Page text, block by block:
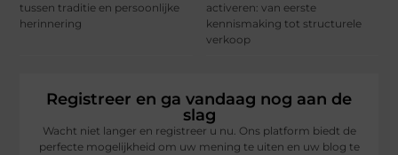
tussen traditie en persoonlijke
herinnering
activeren: van eerste
kennismaking tot structurele
verkoop
Registreer en ga vandaag nog aan de
slag
Wacht niet langer en registreer u nu. Ons platform biedt de
perfecte mogelijkheid om uw mening te uiten en uw blog te